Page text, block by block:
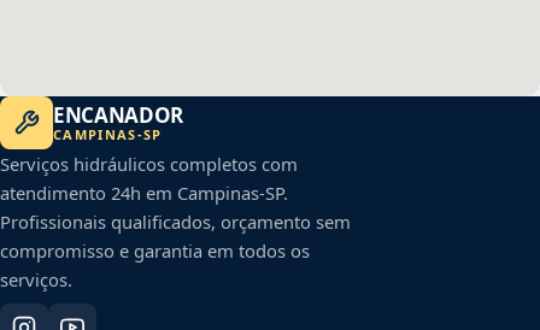
ENCANADOR
CAMPINAS-SP
Serviços hidráulicos completos com
atendimento 24h em Campinas-SP.
Profissionais qualificados, orçamento sem
compromisso e garantia em todos os
serviços.